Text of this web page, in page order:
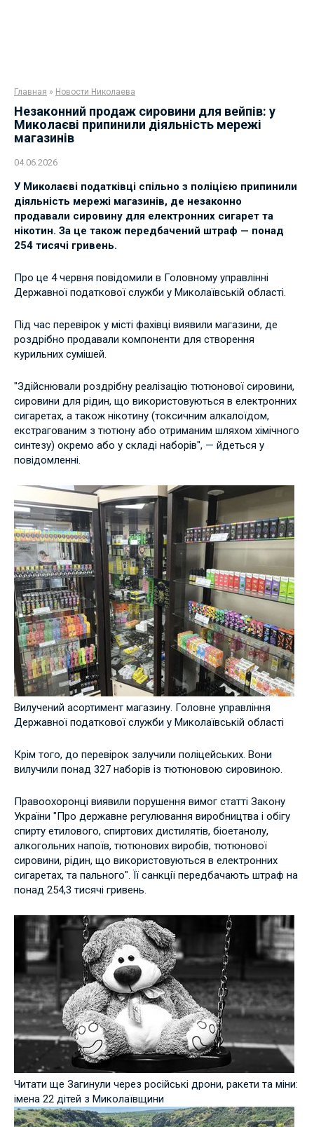
Главная » Новости Николаева
Незаконний продаж сировини для вейпів: у
Миколаєві припинили діяльність мережі
магазинів
04.06.2026
У Миколаєві податківці спільно з поліцією припинили
діяльність мережі магазинів, де незаконно
продавали сировину для електронних сигарет та
нікотин. За це також передбачений штраф — понад
254 тисячі гривень.
Про це 4 червня повідомили в Головному управлінні
Державної податкової служби у Миколаївській області.
Під час перевірок у місті фахівці виявили магазини, де
роздрібно продавали компоненти для створення
курильних сумішей.
"Здійснювали роздрібну реалізацію тютюнової сировини,
сировини для рідин, що використовуються в електронних
сигаретах, а також нікотину (токсичним алкалоїдом,
екстрагованим з тютюну або отриманим шляхом хімічного
синтезу) окремо або у складі наборів", — йдеться у
повідомленні.
Вилучений асортимент магазину. Головне управління
Державної податкової служби у Миколаївській області
Крім того, до перевірок залучили поліцейських. Вони
вилучили понад 327 наборів із тютюновою сировиною.
Правоохоронці виявили порушення вимог статті Закону
України "Про державне регулювання виробництва і обігу
спирту етилового, спиртових дистилятів, біоетанолу,
алкогольних напоїв, тютюнових виробів, тютюнової
сировини, рідин, що використовуються в електронних
сигаретах, та пального". Її санкції передбачають штраф на
понад 254,3 тисячі гривень.
Читати ще Загинули через російські дрони, ракети та міни:
імена 22 дітей з Миколаївщини